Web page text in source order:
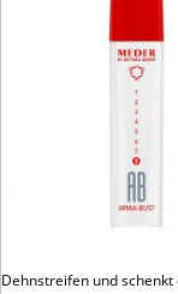
Dehnstreifen und